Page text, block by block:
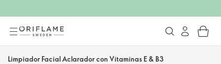
Limpiador Facial Aclarador con Vitaminas E & B3